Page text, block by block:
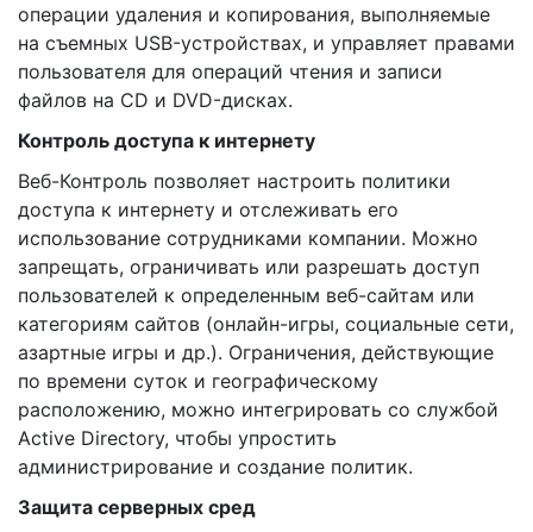
операции удаления и копирования, выполняемые
на съемных USB-устройствах, и управляет правами
пользователя для операций чтения и записи
файлов на CD и DVD-дисках.
Контроль доступа к интернету
Веб-Контроль позволяет настроить политики
доступа к интернету и отслеживать его
использование сотрудниками компании. Можно
запрещать, ограничивать или разрешать доступ
пользователей к определенным веб-сайтам или
категориям сайтов (онлайн-игры, социальные сети,
азартные игры и др.). Ограничения, действующие
по времени суток и географическому
расположению, можно интегрировать со службой
Active Directory, чтобы упростить
администрирование и создание политик.
Защита серверных сред